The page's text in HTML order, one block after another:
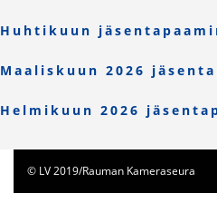
Huhtikuun
Maaliskuun 2026
Helmikuun 2026
© LV 2019/Rauman Kameraseura